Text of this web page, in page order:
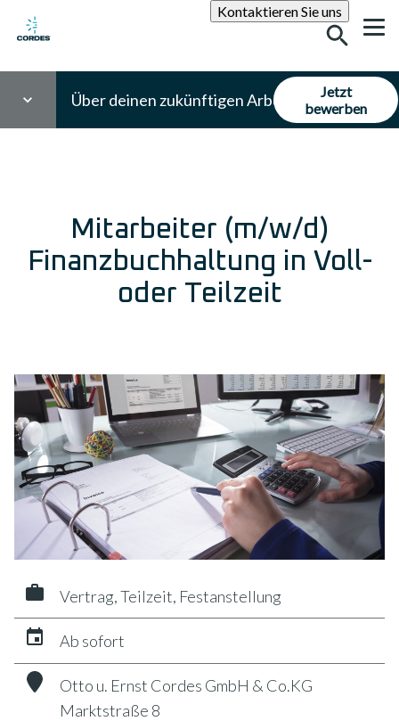
Kontaktieren Sie unsSuche
Über deinen zukünftigen ArbeitsplatzJetzt
bewerben
Mitarbeiter (m/w/d)
Finanzbuchhaltung in Voll-
oder Teilzeit
Vertrag, Teilzeit, Festanstellung
Ab sofort
Otto u. Ernst Cordes GmbH & Co.KG
Marktstraße 8